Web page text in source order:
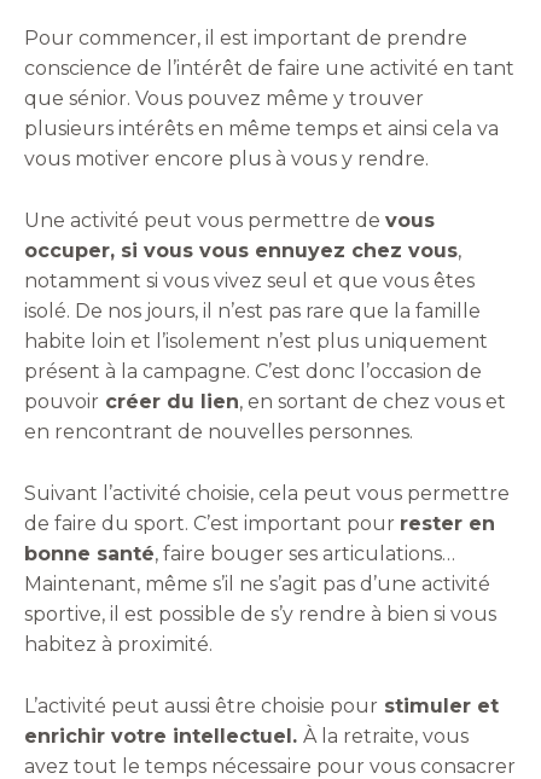
Pour commencer, il est important de prendre
conscience de l’intérêt de faire une activité en tant
que sénior. Vous pouvez même y trouver
plusieurs intérêts en même temps et ainsi cela va
vous motiver encore plus à vous y rendre.
Une activité peut vous permettre de vous
occuper, si vous vous ennuyez chez vous,
notamment si vous vivez seul et que vous êtes
isolé. De nos jours, il n’est pas rare que la famille
habite loin et l’isolement n’est plus uniquement
présent à la campagne. C’est donc l’occasion de
pouvoir créer du lien, en sortant de chez vous et
en rencontrant de nouvelles personnes.
Suivant l’activité choisie, cela peut vous permettre
de faire du sport. C’est important pour rester en
bonne santé, faire bouger ses articulations…
Maintenant, même s’il ne s’agit pas d’une activité
sportive, il est possible de s’y rendre à bien si vous
habitez à proximité.
L’activité peut aussi être choisie pour stimuler et
enrichir votre intellectuel. À la retraite, vous
avez tout le temps nécessaire pour vous consacrer